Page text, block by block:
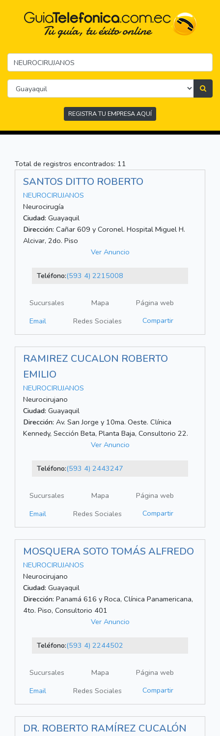
REGISTRA TU EMPRESA AQUÍ
Total de registros encontrados: 11
SANTOS DITTO ROBERTO
NEUROCIRUJANOS
Neurocirugía
Ciudad: Guayaquil
Dirección: Cañar 609 y Coronel. Hospital Miguel H.
Alcivar, 2do. Piso
Ver Anuncio
Teléfono:(593 4) 2215008
Sucursales Mapa
Página web
Email
Redes Sociales Compartir
RAMIREZ CUCALON ROBERTO
EMILIO
NEUROCIRUJANOS
Neurocirujano
Ciudad: Guayaquil
Dirección: Av. San Jorge y 10ma. Oeste. Clínica
Kennedy, Sección Beta, Planta Baja, Consultorio 22.
Ver Anuncio
Teléfono:(593 4) 2443247
Sucursales Mapa
Página web
Email
Redes Sociales Compartir
MOSQUERA SOTO TOMÁS ALFREDO
NEUROCIRUJANOS
Neurocirujano
Ciudad: Guayaquil
Dirección: Panamá 616 y Roca, Clínica Panamericana,
4to. Piso, Consultorio 401
Ver Anuncio
Teléfono:(593 4) 2244502
Sucursales Mapa
Página web
Email
Redes Sociales Compartir
DR. ROBERTO RAMÍREZ CUCALÓN